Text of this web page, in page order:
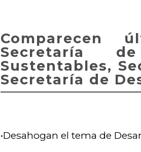
Comparecen
Secretaría
Sustentables,
Secretaría de
•Desahogan el tema de